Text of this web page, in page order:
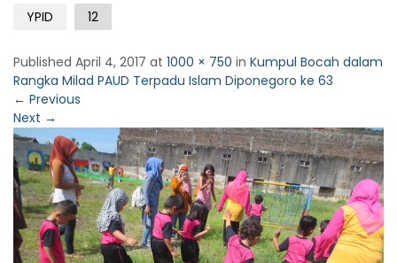
YPID 12
Published April 4, 2017 at 1000 × 750 in Kumpul Bocah dalam
Rangka Milad PAUD Terpadu Islam Diponegoro ke 63
← Previous
Next →